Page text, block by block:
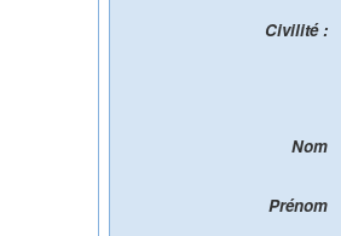
Civilité :
Nom
Prénom